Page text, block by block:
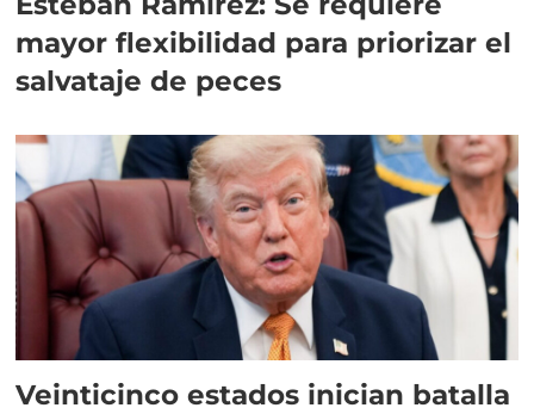
mayor flexibilidad para priorizar el
salvataje de peces
Veinticinco estados inician batalla